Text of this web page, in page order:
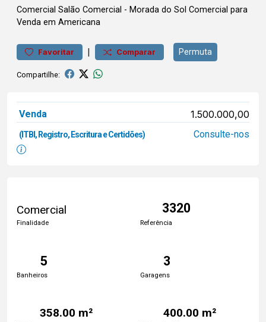
Comercial Salão Comercial - Morada do Sol Comercial para
Venda em Americana
Favoritar | Comparar Permuta
Compartilhe:
Venda 1.500.000,00
(ITBI, Registro, Escritura e Certidões) Consulte-nos
Comercial
Finalidade
3320
Referência
5
Banheiros
3
Garagens
358.00 m² 400.00 m²